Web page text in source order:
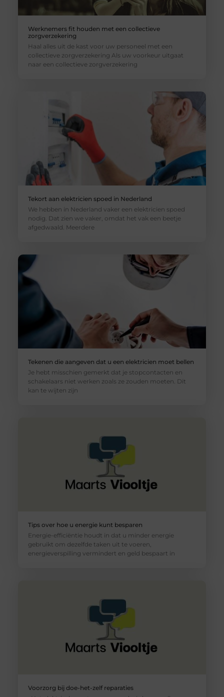
Werknemers fit houden met een collectieve
zorgverzekering
Haal alles uit de kast voor uw personeel met een
collectieve zorgverzekering Als uw voorkeur uitgaat
naar een collectieve zorgverzekering
Tekort aan elektricien spoed in Nederland
We hebben in Nederland vaker een elektricien spoed
nodig. Dat zien we vaker, omdat het vak een beetje
afgedwaald. Meerdere
Tekenen die aangeven dat u een elektricien moet bellen
Je hebt misschien gemerkt dat je stopcontacten en
schakelaars niet werken zoals ze zouden moeten. Dit
kan te wijten zijn
Tips over hoe u energie kunt besparen
Energie-efficiëntie houdt in dat u minder energie
gebruikt om dezelfde taken uit te voeren,
energieverspilling vermindert en geld bespaart in
Voorzorg bij doe-het-zelf reparaties